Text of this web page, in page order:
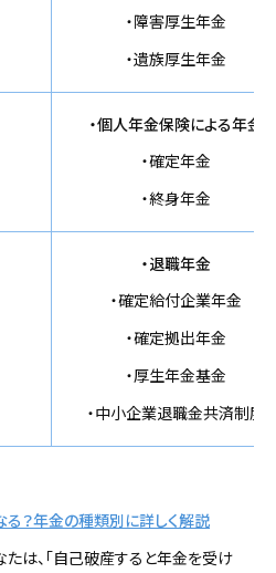
・障害厚生年金
・遺族厚生年金
・個人年金保険による年金
・確定年金
・終身年金
・退職年金
・確定給付企業年金
・確定拠出年金
・厚生年金基金
・中小企業退職金共済制度
？年金の種類別に詳しく解説
は、「自己破産すると年金を受け